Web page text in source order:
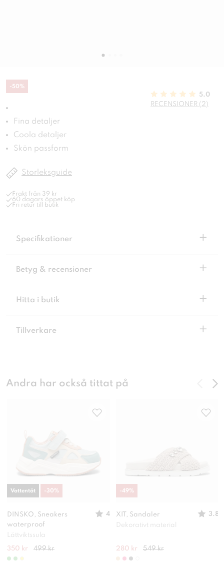
-50%
Fina detaljer
Coola detaljer
Skön passform
5.0
RECENSIONER (2)
Storleksguide
Frakt från 39 kr
60 dagars öppet köp
Fri retur till butik
Specifikationer +
Betyg & recensioner +
Hitta i butik +
Tillverkare +
Andra har också tittat på
DINSKO, Sneakers
waterproof
4
Lättviktssula
350 kr 499 kr
Vattentät -30%
XIT, Sandaler
3.8
Dekorativt material
280 kr 549 kr
-49%